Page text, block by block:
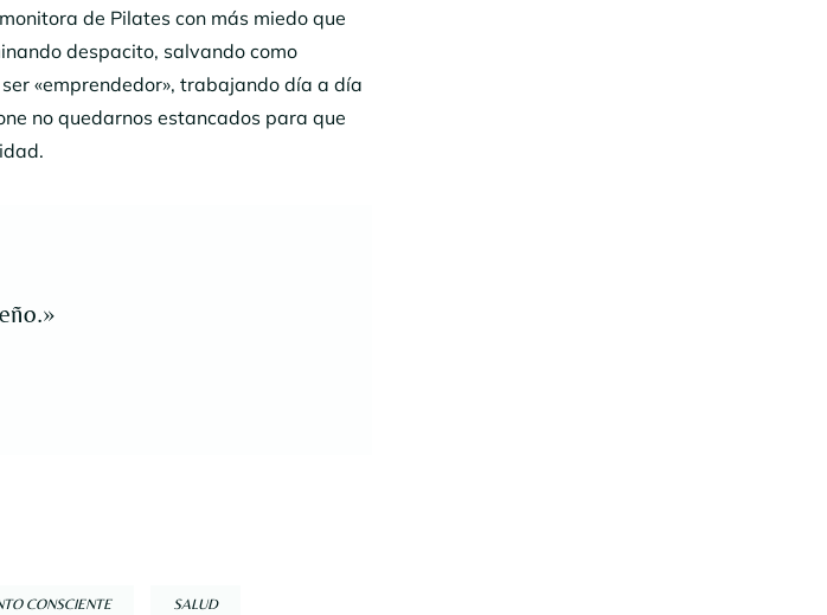
de Pilates con más miedo que
despacito, salvando como
«emprendedor», trabajando día a día
no quedarnos estancados para que
CONSCIENTE SALUD